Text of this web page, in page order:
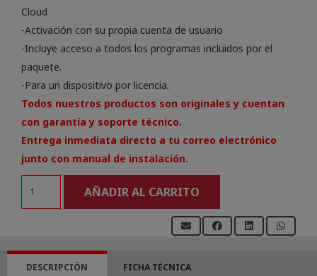
Cloud
-Activación con su propia cuenta de usuario
-Incluye acceso a todos los programas incluidos por el
paquete.
-Para un dispositivo por licencia.
Todos nuestros productos son originales y cuentan
con garantía y soporte técnico.
Entrega inmediata directo a tu correo electrónico
junto con manual de instalación.
por
AÑADIR AL CARRITO
DESCRIPCIÓN FICHA TÉCNICA